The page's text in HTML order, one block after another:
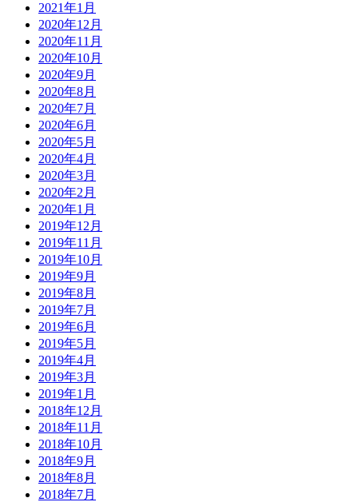
2021年1月
2020年12月
2020年11月
2020年10月
2020年9月
2020年8月
2020年7月
2020年6月
2020年5月
2020年4月
2020年3月
2020年2月
2020年1月
2019年12月
2019年11月
2019年10月
2019年9月
2019年8月
2019年7月
2019年6月
2019年5月
2019年4月
2019年3月
2019年1月
2018年12月
2018年11月
2018年10月
2018年9月
2018年8月
2018年7月